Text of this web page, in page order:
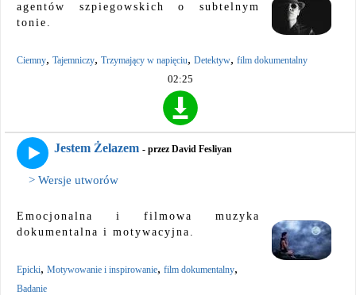
agentów szpiegowskich o subtelnym
tonie.
Ciemny, Tajemniczy, Trzymający w napięciu, Detektyw, film dokumentalny
02:25
Jestem Żelazem - przez David Fesliyan
> Wersje utworów
Emocjonalna i filmowa muzyka
dokumentalna i motywacyjna.
Epicki, Motywowanie i inspirowanie, film dokumentalny,
Badanie